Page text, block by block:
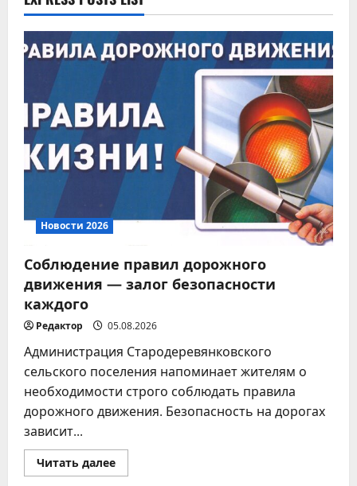
Новости 2026
Соблюдение правил дорожного
движения — залог безопасности
каждого
Редактор 05.08.2026
Администрация Стародеревянковского
сельского поселения напоминает жителям о
необходимости строго соблюдать правила
дорожного движения. Безопасность на дорогах
зависит...
Читать далееПрочитать
больше